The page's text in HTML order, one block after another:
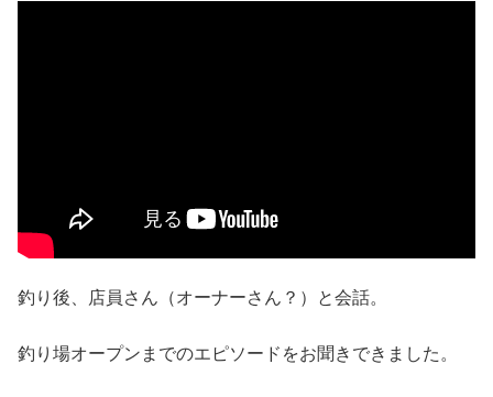
釣り後、店員さん（オーナーさん？）と会話。
釣り場オープンまでのエピソードをお聞きできました。